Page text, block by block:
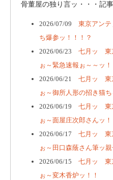
骨董屋の独り言ッ・・・記
2026/07/09 東京アンテ
ち爆参ッ！！！？
2026/06/23 七月ッ 東
ぉ～緊急速報ぉ～～ッ！
2026/06/21 七月ッ 東
ぉ～御所人形の招き猫ち
2026/06/19 七月ッ 東
ぉ～面屋庄次郎さんッ！
2026/06/17 七月ッ 東
ぉ～田口森蔭さん筆ッ親
2026/06/15 七月ッ 東
ぉ～変木香炉ッ！！